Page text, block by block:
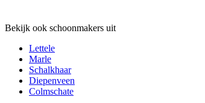
Bekijk ook schoonmakers uit
Lettele
Marle
Schalkhaar
Diepenveen
Colmschate